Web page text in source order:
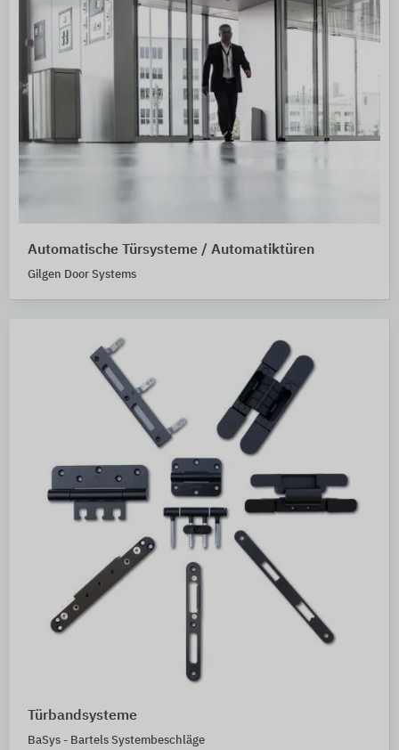
Automatische Türsysteme / Automatiktüren
Gilgen Door Systems
Türbandsysteme
BaSys - Bartels Systembeschläge